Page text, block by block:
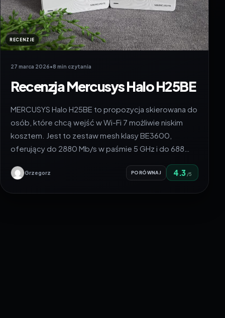
RECENZJE
27 marca 2026•8 min czytania
Recenzja Mercusys Halo H25BE
MERCUSYS Halo H25BE to propozycja skierowana do
osób, które chcą wejść w Wi-Fi 7 możliwie niskim
kosztem. Jest to zestaw mesh klasy BE3600,
oferujący do 2880 Mb/s w paśmie 5 GHz i do 688…
Grzegorz PORÓWNAJ 4.3 /5